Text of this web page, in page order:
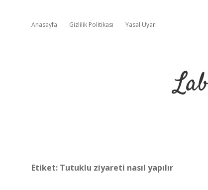
Anasayfa Gizlilik Politikası Yasal Uyarı
Etiket: Tutuklu ziyareti nasıl yapılır